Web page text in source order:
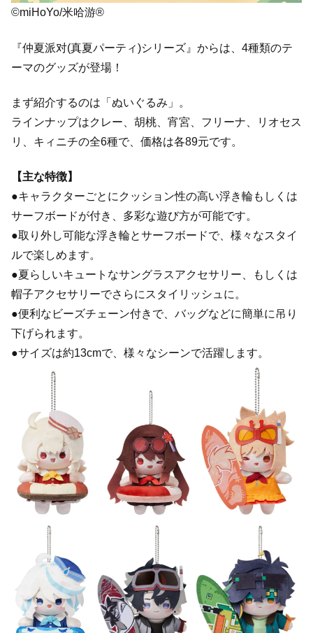
©miHoYo/米哈游®
『仲夏派对(真夏パーティ)シリーズ』からは、4種類のテ
ーマのグッズが登場！
まず紹介するのは「ぬいぐるみ」。
ラインナップはクレー、胡桃、宵宮、フリーナ、リオセス
リ、キィニチの全6種で、価格は各89元です。
【主な特徴】
●キャラクターごとにクッション性の高い浮き輪もしくは
サーフボードが付き、多彩な遊び方が可能です。
●取り外し可能な浮き輪とサーフボードで、様々なスタイ
ルで楽​​しめます。
●夏らしいキュートなサングラスアクセサリー、もしくは
帽子アクセサリーでさらにスタイリッシュに。
●便利なビーズチェーン付きで、バッグなどに簡単に吊り
下げられます。
●サイズは約13cmで、様々なシーンで活躍します。